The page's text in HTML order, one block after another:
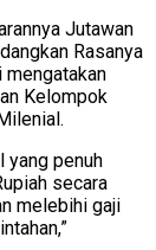
Jutawan
Rasanya
mengatakan
Kelompok
yang penuh
secara
melebihi gaji